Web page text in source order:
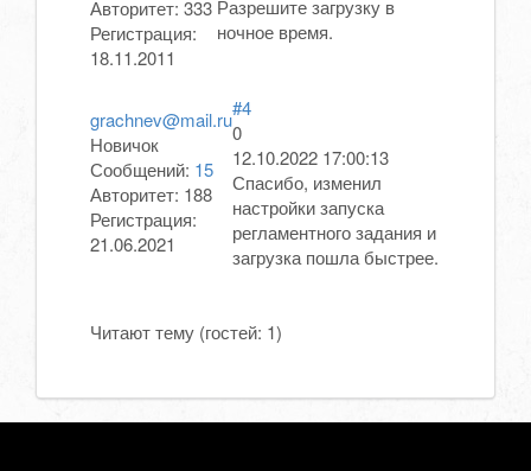
Авторитет: 333
Регистрация:
18.11.2011
Разрешите загрузку в
ночное время.
grachnev@mail.ru
Новичок
Сообщений: 15
Авторитет: 188
Регистрация:
21.06.2021
#4
0
12.10.2022 17:00:13
Спасибо, изменил
настройки запуска
регламентного задания и
загрузка пошла быстрее.
Читают тему (гостей: 1)